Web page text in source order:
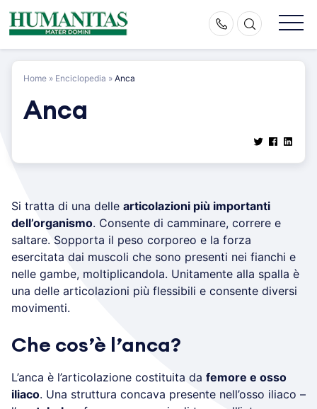
Skip
to
Home » Enciclopedia » Anca
Anca
Si tratta di una delle articolazioni più importanti
dell’organismo. Consente di camminare, correre e
saltare. Sopporta il peso corporeo e la forza
esercitata dai muscoli che sono presenti nei fianchi e
nelle gambe, moltiplicandola. Unitamente alla spalla è
una delle articolazioni più flessibili e consente diversi
movimenti.
Che cos’è l’anca?
L’anca è l’articolazione costituita da femore e osso
iliaco. Una struttura concava presente nell’osso iliaco –